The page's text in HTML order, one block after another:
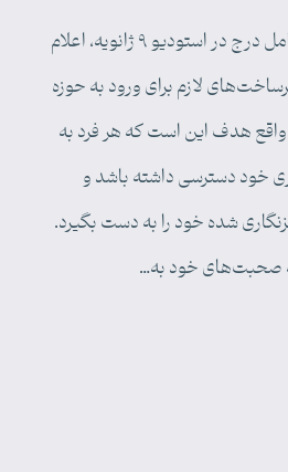
مریم بهبانی، مدیرعامل درج در استودیو ۹ ژانویه، اعلام
لازم برای ورود به حوزه
واقع هدف این است که هر فرد به
خود دسترسی داشته باشد و
شده خود را به دست بگیرد.
صحبت‌های خود به…